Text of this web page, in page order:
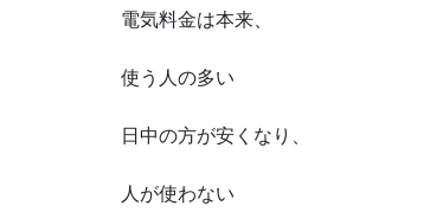
電気料金は本来、
使う人の多い
日中の方が安くなり、
人が使わない